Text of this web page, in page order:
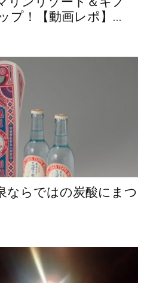
プ！【動画レポ】...
ならではの炭酸にまつ